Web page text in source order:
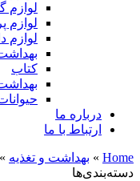
لوازم
لوازم
کتاب
درباره ما
ارتباط با ما
Home
» بهداشت و تغذیه »
دسته‌بندی‌ها